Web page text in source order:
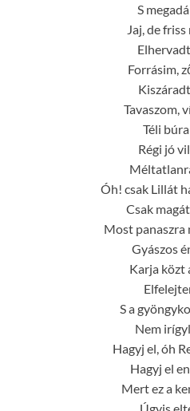
S megadá
Jaj, de
Forrásim,
Tavaszom,
Téli
Régi jó
Óh! csak Lillát
Csak
Most panaszra
Gyászos
Karja közt
S a
Nem
Hagyj el, óh
Hagyj el
Mert ez a
Úgyis